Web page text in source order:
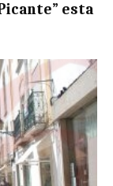
esta